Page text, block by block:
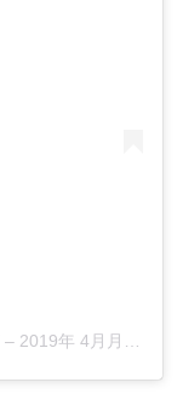
– 2019年 4月月14日午後6時31分PDT